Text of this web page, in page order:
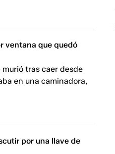
ventana que quedó
tras caer desde
en una caminadora,
por una llave de